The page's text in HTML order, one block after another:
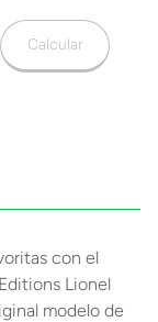
Calcular
con el
Lionel
modelo de